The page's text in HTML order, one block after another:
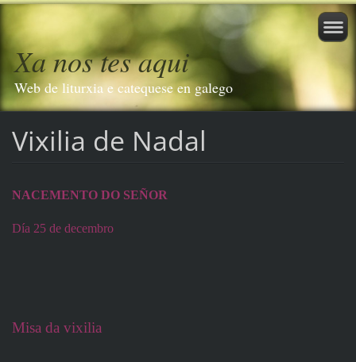
Xa nos tes aqui
Web de liturxia e catequese en galego
Vixilia de Nadal
NACEMENTO DO SEÑOR
Día 25 de decembro
Misa da vixilia